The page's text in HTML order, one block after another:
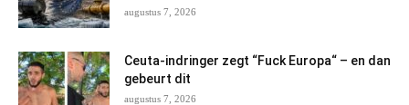
augustus 7, 2026
Ceuta-indringer zegt “Fuck Europa“ – en dan
gebeurt dit
augustus 7, 2026